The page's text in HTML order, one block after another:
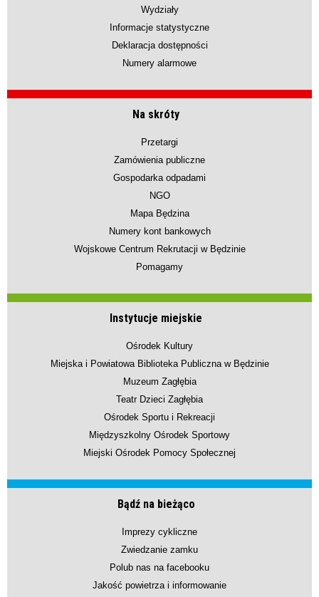
Wydziały
Informacje statystyczne
Deklaracja dostępności
Numery alarmowe
Na skróty
Przetargi
Zamówienia publiczne
Gospodarka odpadami
NGO
Mapa Będzina
Numery kont bankowych
Wojskowe Centrum Rekrutacji w Będzinie
Pomagamy
Instytucje miejskie
Ośrodek Kultury
Miejska i Powiatowa Biblioteka Publiczna w Będzinie
Muzeum Zagłębia
Teatr Dzieci Zagłębia
Ośrodek Sportu i Rekreacji
Międzyszkolny Ośrodek Sportowy
Miejski Ośrodek Pomocy Społecznej
Bądź na bieżąco
Imprezy cykliczne
Zwiedzanie zamku
Polub nas na facebooku
Jakość powietrza i informowanie